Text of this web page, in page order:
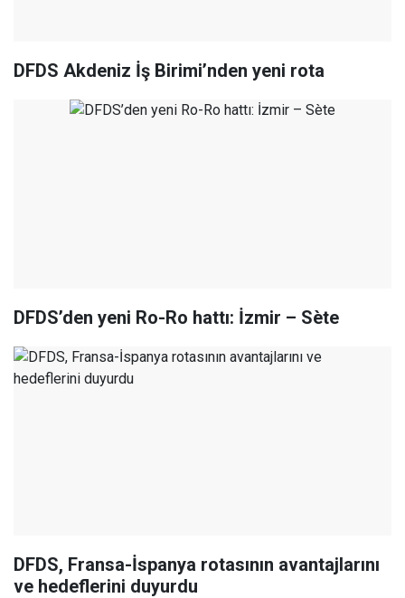
DFDS Akdeniz İş Birimi’nden yeni rota
DFDS’den yeni Ro-Ro hattı: İzmir – Sète
DFDS, Fransa-İspanya rotasının avantajlarını
ve hedeflerini duyurdu